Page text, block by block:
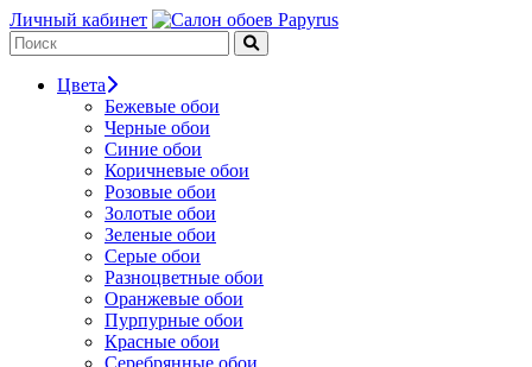
Личный кабинет
Цвета
Бежевые обои
Черные обои
Синие обои
Коричневые обои
Розовые обои
Золотые обои
Зеленые обои
Серые обои
Разноцветные обои
Оранжевые обои
Пурпурные обои
Красные обои
Серебрянные обои